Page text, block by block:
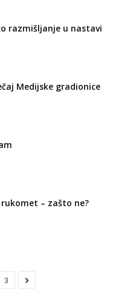
razmišljanje u nastavi
Medijske gradionice
– zašto ne?
3